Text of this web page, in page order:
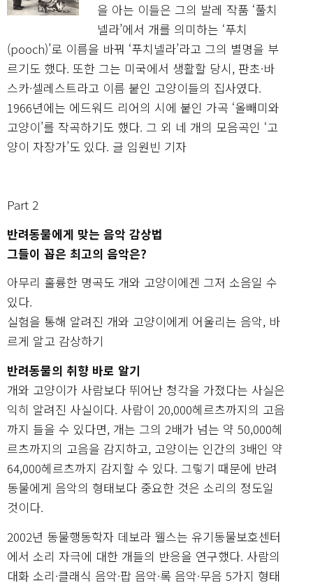
을 아는 이들은 그의 발레 작품 ‘풀치
넬라’에서 개를 의미하는 ‘푸치
(pooch)’로 이름을 바꿔 ‘푸치넬라’라고 그의 별명을 부
르기도 했다. 또한 그는 미국에서 생활할 당시, 판초·바
스카·셀레스트라고 이름 붙인 고양이들의 집사였다.
1966년에는 에드워드 리어의 시에 붙인 가곡 ‘올빼미와
고양이’를 작곡하기도 했다. 그 외 네 개의 모음곡인 ‘고
양이 자장가’도 있다. 글 임원빈 기자
Part 2
반려동물에게 맞는 음악 감상법
그들이 꼽은 최고의 음악은?
아무리 훌륭한 명곡도 개와 고양이에겐 그저 소음일 수
있다.
실험을 통해 알려진 개와 고양이에게 어울리는 음악, 바
르게 알고 감상하기
반려동물의 취향 바로 알기
개와 고양이가 사람보다 뛰어난 청각을 가졌다는 사실은
익히 알려진 사실이다. 사람이 20,000헤르츠까지의 고음
까지 들을 수 있다면, 개는 그의 2배가 넘는 약 50,000헤
르츠까지의 고음을 감지하고, 고양이는 인간의 3배인 약
64,000헤르츠까지 감지할 수 있다. 그렇기 때문에 반려
동물에게 음악의 형태보다 중요한 것은 소리의 정도일
것이다.
2002년 동물행동학자 데보라 웰스는 유기동물보호센터
에서 소리 자극에 대한 개들의 반응을 연구했다. 사람의
대화 소리·클래식 음악·팝 음악·록 음악·무음 5가지 형태